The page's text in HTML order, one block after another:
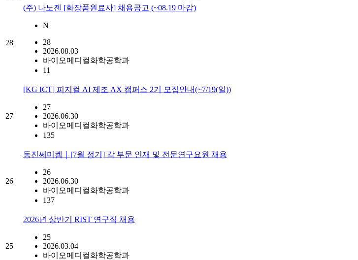
28
(주) 나노젠 [화장품원료사] 채용공고 (~08.19 마감)
N
28
2026.08.03
바이오메디컬화학공학과
11
27
[KG ICT] 피지컬 AI 제조 AX 캠퍼스 2기 모집안내(~7/19(일))
27
2026.06.30
바이오메디컬화학공학과
135
26
동진쎄미켐｜[7월 정기] 각 부문 인재 및 전문연구요원 채용
26
2026.06.30
바이오메디컬화학공학과
137
25
2026년 상반기 RIST 연구직 채용
25
2026.03.04
바이오메디컬화학공학과